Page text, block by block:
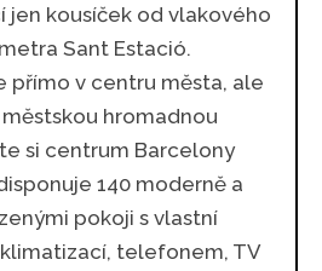
jen kousíček od vlakového
Sant Estació.
přímo v centru města, ale
hromadnou
si centrum Barcelony
140 moderně a
pokoji s vlastní
telefonem, TV